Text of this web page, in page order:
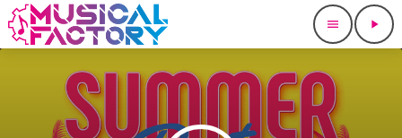
menu play_arrow